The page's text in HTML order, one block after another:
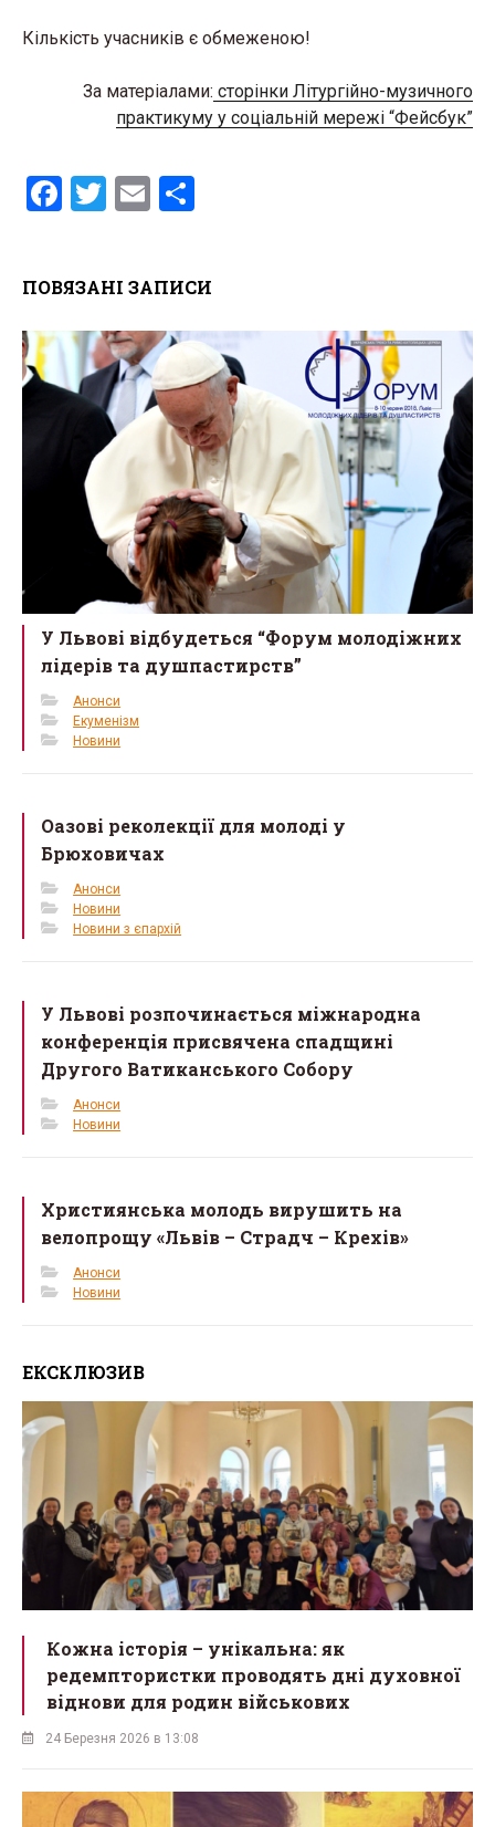
Кількість учасників є обмеженою!
За матеріалами: сторінки Літургійно-музичного
практикуму у соціальній мережі “Фейсбук”
F
b
o
o
k
T
er
E
e
ПОВЯЗАНІ ЗАПИСИ
У Львові відбудеться “Форум молодіжних
лідерів та душпастирств”
Анонси
Екуменізм
Новини
Оазові реколекції для молоді у
Брюховичах
Анонси
Новини
Новини з єпархій
У Львові розпочинається міжнародна
конференція присвячена спадщині
Другого Ватиканського Собору
Анонси
Новини
Християнська молодь вирушить на
велопрощу «Львів – Страдч – Крехів»
Анонси
Новини
ЕКСКЛЮЗИВ
Кожна історія – унікальна: як
редемптористки проводять дні духовної
віднови для родин військових
24 Березня 2026 в 13:08